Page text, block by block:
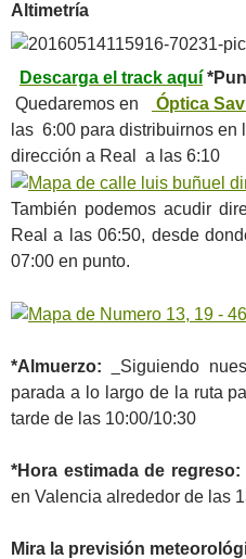
Altimetría
Descarga el track aquí
Quedaremos en
Óptica
las 6:00 para distribuirnos en
dirección a Real a las 6:10
También podemos acudir
Real a las 06:50, desde
07:00 en punto.
*Almuerzo:
Siguiendo
parada a lo largo de la ruta
tarde de las 10:00/10:30
*Hora estimada de regreso:
en Valencia alrededor de las
Mira la previsión